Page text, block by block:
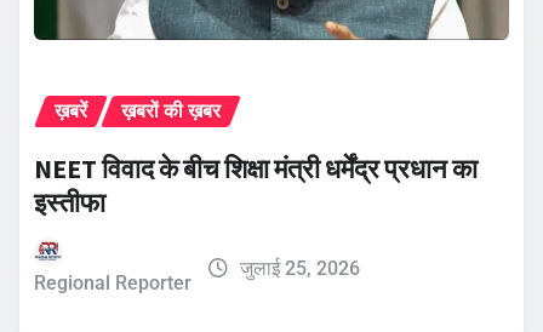
ख़बरें ख़बरों की ख़बर
NEET विवाद के बीच शिक्षा मंत्री धर्मेंद्र प्रधान का
इस्तीफा
Regional Reporter
जुलाई 25, 2026